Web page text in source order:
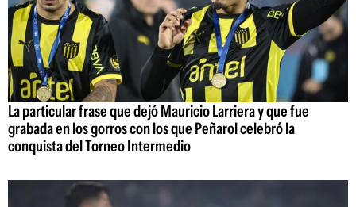
La particular frase que dejó Mauricio Larriera y que fue
grabada en los gorros con los que Peñarol celebró la
conquista del Torneo Intermedio